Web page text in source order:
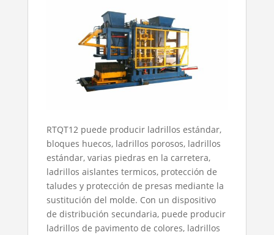
RTQT12 puede producir ladrillos estándar,
bloques huecos, ladrillos porosos, ladrillos
estándar, varias piedras en la carretera,
ladrillos aislantes termicos, protección de
taludes y protección de presas mediante la
sustitución del molde. Con un dispositivo
de distribución secundaria, puede producir
ladrillos de pavimento de colores, ladrillos